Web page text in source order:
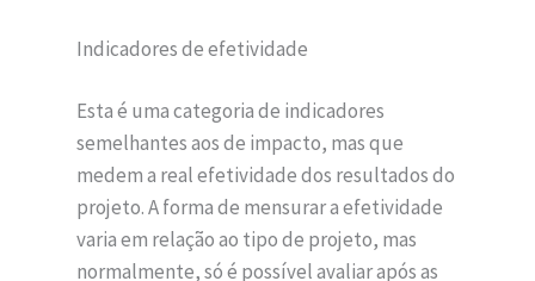
Indicadores de efetividade
Esta é uma categoria de indicadores
semelhantes aos de impacto, mas que
medem a real efetividade dos resultados do
projeto. A forma de mensurar a efetividade
varia em relação ao tipo de projeto, mas
normalmente, só é possível avaliar após as